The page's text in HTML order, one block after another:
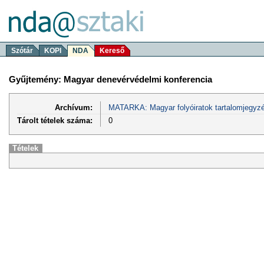
Szótár KOPI NDA Kereső
Gyűjtemény: Magyar denevérvédelmi konferencia
Archívum:
MATARKA: Magyar folyóiratok
Tárolt tételek száma:
0
Tételek